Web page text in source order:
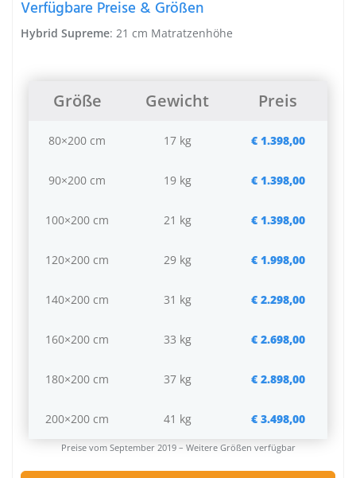
Verfügbare Preise & Größen
Hybrid Supreme: 21 cm Matratzenhöhe
Größe Gewicht Preis
80×200 cm 17 kg € 1.398,00
90×200 cm 19 kg € 1.398,00
100×200 cm 21 kg € 1.398,00
120×200 cm 29 kg € 1.998,00
140×200 cm 31 kg € 2.298,00
160×200 cm 33 kg € 2.698,00
180×200 cm 37 kg € 2.898,00
200×200 cm 41 kg € 3.498,00
Preise vom September 2019 – Weitere Größen verfügbar